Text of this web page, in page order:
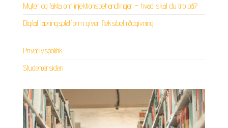
Myter og fakta om injektionsbehandlinger – hvad skal du tro på?
Digital læringsplatform giver fleksibel rådgivning
Privatlivspolitik
Studentersiden